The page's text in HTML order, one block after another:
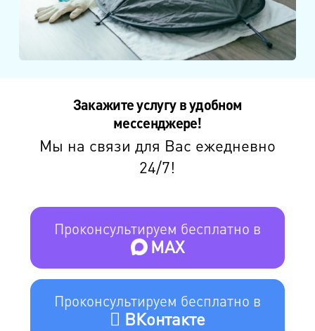
Закажите услугу в удобном
мессенджере!
Мы на связи для Вас ежедневно
24/7!
Проконсультируем бесплатно в
MAX
Проконсультируем бесплатно в
ВКонтакте